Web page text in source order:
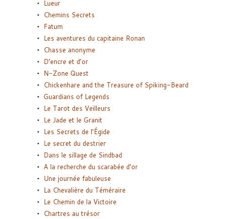
Lueur
Chemins Secrets
Fatum
Les aventures du capitaine Ronan
Chasse anonyme
D’encre et d’or
N-Zone Quest
Chickenhare and the Treasure of Spiking-Beard
Guardians of Legends
Le Tarot des Veilleurs
Le Jade et le Granit
Les Secrets de l’Égide
Le secret du destrier
Dans le sillage de Sindbad
A la recherche du scarabée d’or
Une journée fabuleuse
La Chevalière du Téméraire
Le Chemin de la Victoire
Chartres au trésor